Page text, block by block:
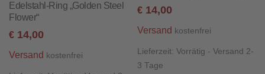
Edelstahl-Ring „Golden Steel
Flower“
€ 14,00
Versand kostenfrei
€ 14,00
Versand kostenfrei
Lieferzeit:Vorrätig - Versand 2-
3 Tage